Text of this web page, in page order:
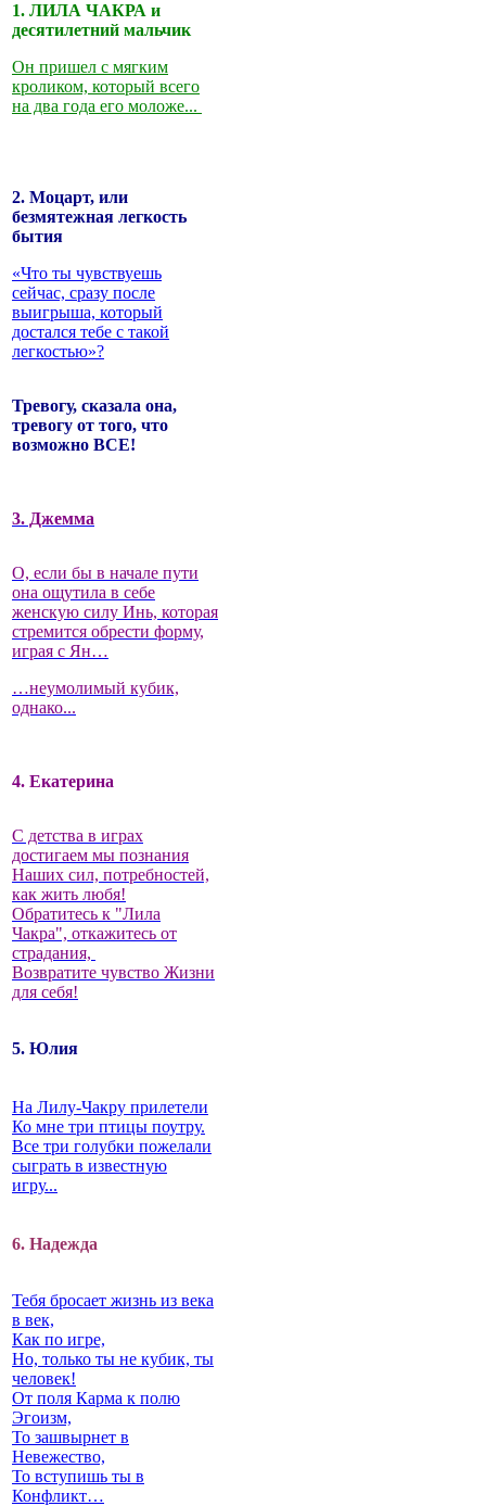
1. ЛИЛА ЧАКРА и
десятилетний мальчик
Он пришел с мягким
кроликом, который всего
на два года его моложе...
2. Моцарт, или
безмятежная легкость
бытия
«Что ты чувствуешь
сейчас, сразу после
выигрыша, который
достался тебе с такой
легкостью»?
Тревогу, сказала она,
тревогу от того, что
возможно ВСЕ!
3. Джемма
О, если бы в начале пути
она ощутила в себе
женскую силу Инь, которая
стремится обрести форму,
играя с Ян…
…неумолимый кубик,
однако...
4. Екатерина
С детства в играх
достигаем мы познания
Наших сил, потребностей,
как жить любя!
Обратитесь к "Лила
Чакра", откажитесь от
страдания,
Возвратите чувство Жизни
для себя!
5. Юлия
На Лилу-Чакру прилетели
Ко мне три птицы поутру.
Все три голубки пожелали
сыграть в известную
игру...
6. Надежда
Тебя бросает жизнь из века
в век,
Как по игре,
Но, только ты не кубик, ты
человек!
От поля Карма к полю
Эгоизм,
То зашвырнет в
Невежество,
То вступишь ты в
Конфликт…